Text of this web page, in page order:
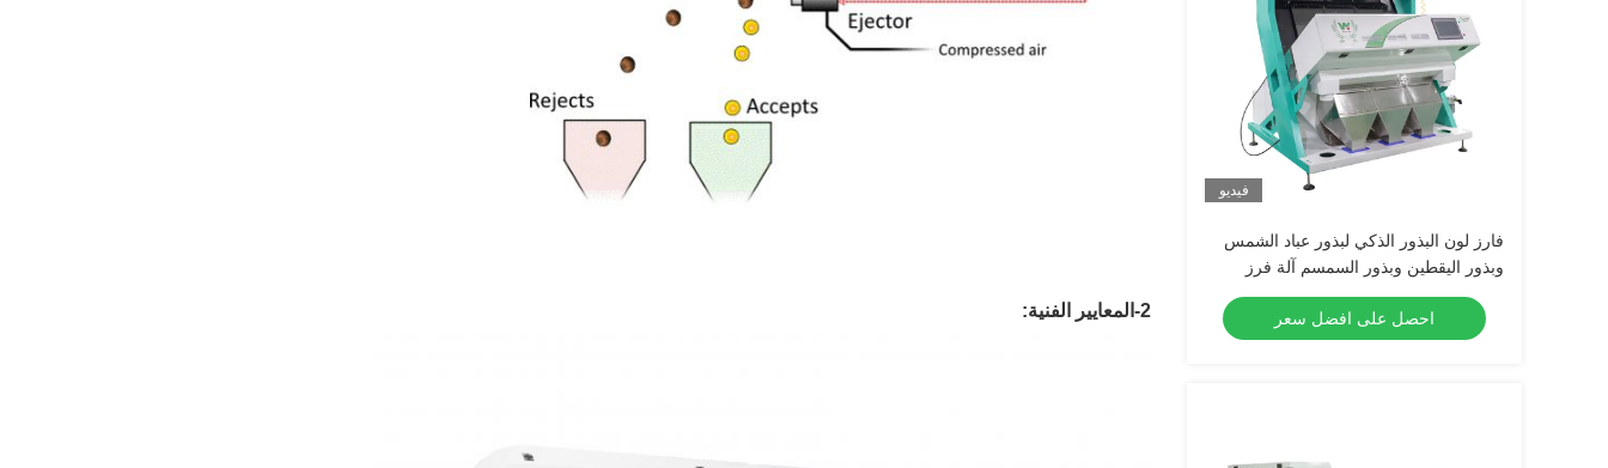
فيديو
فارز لون البذور الذكي لبذور عباد الشمس
وبذور اليقطين وبذور السمسم آلة فرز
الألوان بكفاءة عالية
احصل على افضل سعر
2-المعايير الفنية: